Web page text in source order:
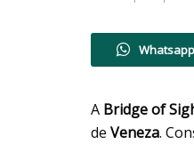
Whatsapp
A Bridge of
de Veneza.